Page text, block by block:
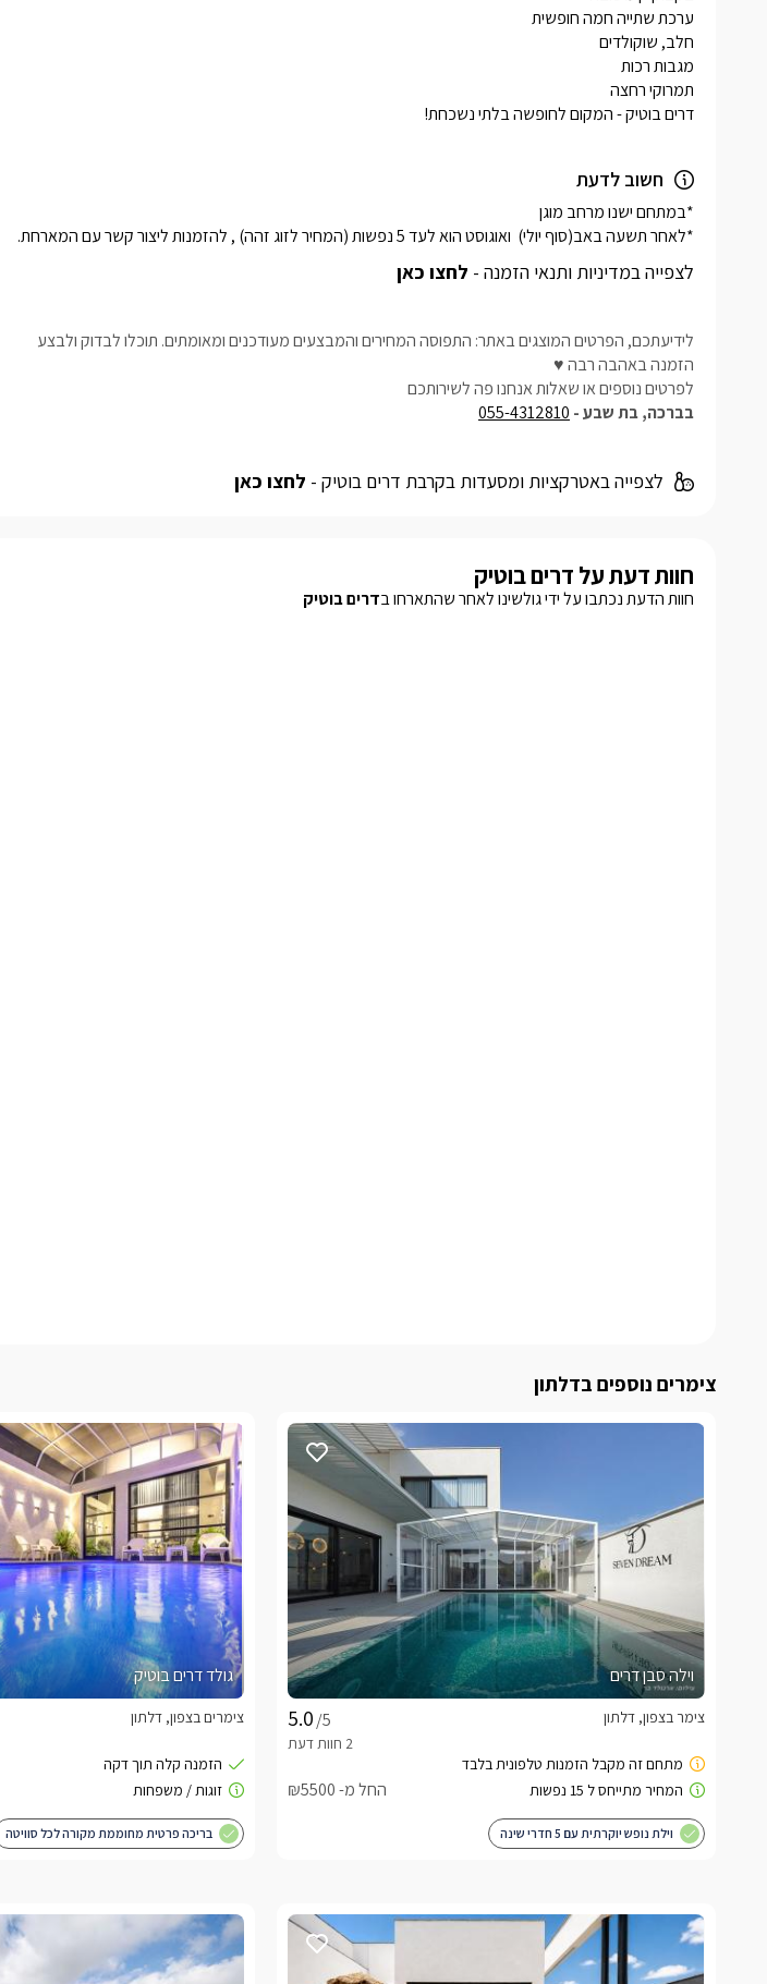
דרים בוטיק - המקום לחופשה בלתי נשכחת!
חשוב לדעת
*לאחר תשעה באב(סוף יולי)  ואוגוסט הוא לעד 5 נפשות (המחיר לזוג זהה) , להזמנות ליצור קשר עם המארחת.
לצפייה במדיניות ותנאי הזמנה - לחצו כאן
לידיעתכם, הפרטים המוצגים באתר: התפוסה המחירים והמבצעים מעודכנים ומאומתים. תוכלו לבדוק ולבצע
הזמנה באהבה רבה ♥
לפרטים נוספים או שאלות אנחנו פה לשירותכם
בברכה, בת שבע - 055-4312810
לצפייה באטרקציות ומסעדות בקרבת דרים בוטיק - לחצו כאן
חוות דעת על דרים בוטיק
חוות הדעת נכתבו על ידי גולשינו לאחר שהתארחו בדרים בוטיק
צימרים נוספים בדלתון
וילה סבן דרים
/5
צימר בצפון, דלתון
החל מ- ₪5500
וילת נופש יוקרתית עם 5 חדרי שינה
גולד דרים בוטיק
צימרים בצפון, דלתון
בריכה פרטית מחוממת מקורה לכל סוויטה